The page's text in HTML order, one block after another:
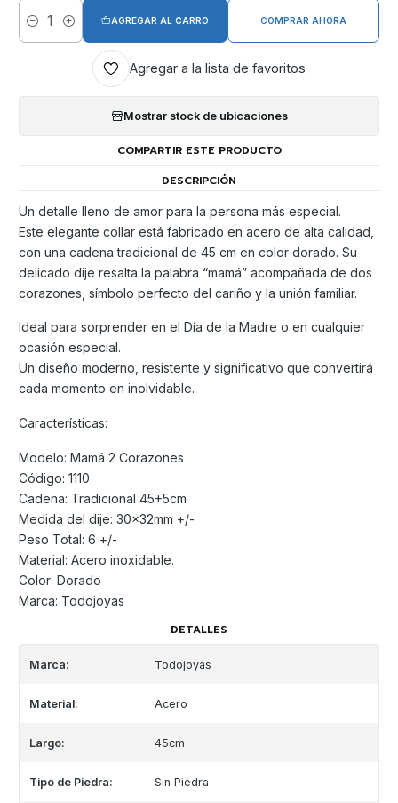
Cantidad
AGREGAR AL CARRO COMPRAR AHORA
Agregar a la lista de favoritos
Mostrar stock de ubicaciones
COMPARTIR ESTE PRODUCTO
DESCRIPCIÓN
Un detalle lleno de amor para la persona más especial.
Este elegante collar está fabricado en acero de alta calidad,
con una cadena tradicional de 45 cm en color dorado. Su
delicado dije resalta la palabra “mamá” acompañada de dos
corazones, símbolo perfecto del cariño y la unión familiar.
Ideal para sorprender en el Día de la Madre o en cualquier
ocasión especial.
Un diseño moderno, resistente y significativo que convertirá
cada momento en inolvidable.
Características:
Modelo: Mamá 2 Corazones
Código: 1110
Cadena: Tradicional 45+5cm
Medida del dije: 30x32mm +/-
Peso Total: 6 +/-
Material: Acero inoxidable.
Color: Dorado
Marca: Todojoyas
DETALLES
Marca: Todojoyas
Material: Acero
Largo: 45cm
Tipo de Piedra: Sin Piedra